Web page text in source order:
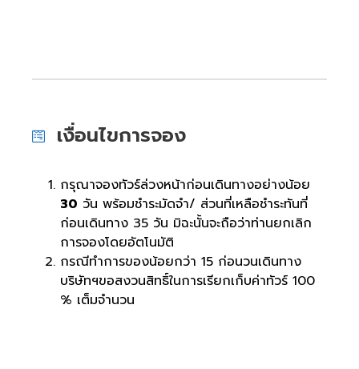
เงื่อนไขการจอง
กรุณาจองทัวร์ล่วงหน้าก่อนเดินทางอย่างน้อย
30 วัน พร้อมชำระมัดจำ/ ส่วนที่เหลือชำระทันที่
ก่อนเดินทาง 35 วัน มิฉะนั้นจะถือว่าท่านยกเลิก
การจองโดยอัตโนมัติ
กรณีทำการของน้อยกว่า 15 ก่อนวนเดินทาง
บริษัทฯขอสงวนสิทธิ์ในการเรียกเก็บค่าทัวร์ 100
% เต็มจำนวน